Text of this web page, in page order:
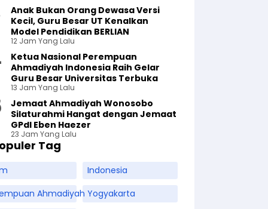
Anak Bukan Orang Dewasa Versi
Kecil, Guru Besar UT Kenalkan
Model Pendidikan BERLIAN
12 Jam Yang Lalu
Ketua Nasional Perempuan
Ahmadiyah Indonesia Raih Gelar
Guru Besar Universitas Terbuka
13 Jam Yang Lalu
Jemaat Ahmadiyah Wonosobo
Silaturahmi Hangat dengan Jemaat
GPdI Eben Haezer
23 Jam Yang Lalu
Tag
Indonesia
Ahmadiyah Yogyakarta